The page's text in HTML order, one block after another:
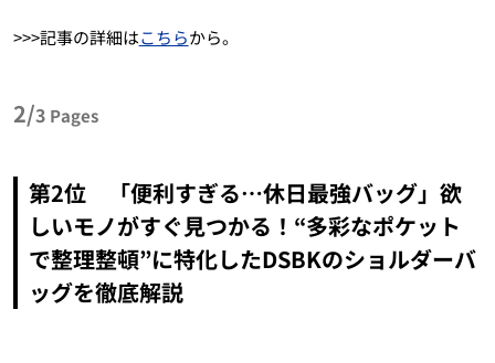
>>>記事の詳細はこちらから。
2/3 Pages
第2位 「便利すぎる…休日最強バッグ」欲
しいモノがすぐ見つかる！“多彩なポケット
で整理整頓”に特化したDSBKのショルダーバ
ッグを徹底解説